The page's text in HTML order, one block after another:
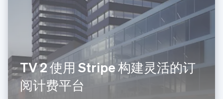
TV 2 使用 Stripe 构建灵活的订
阅计费平台
列支敦士登
DeutschEnglish
卢森堡
FrançaisDeutschEnglish
罗马尼亚
English
马尔他
English
马来西亚
English